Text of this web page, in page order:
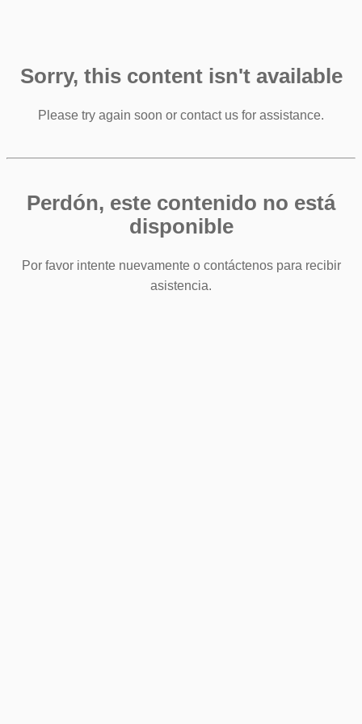
Sorry, this content isn't available
Please try again soon or contact us for assistance.
Perdón, este contenido no está
disponible
Por favor intente nuevamente o contáctenos para recibir
asistencia.